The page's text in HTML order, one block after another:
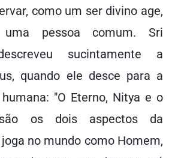
como um ser divino age,
pessoa comum. Sri
sucintamente a
quando ele desce para a
"O Eterno, Nitya e o
os dois aspectos da
no mundo como Homem,